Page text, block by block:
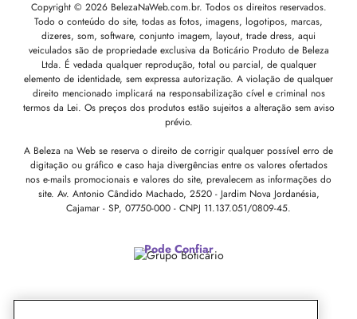
Copyright © 2026 BelezaNaWeb.com.br. Todos os direitos reservados.
Todo o conteúdo do site, todas as fotos, imagens, logotipos, marcas,
dizeres, som, software, conjunto imagem, layout, trade dress, aqui
veiculados são de propriedade exclusiva da Boticário Produto de Beleza
Ltda. É vedada qualquer reprodução, total ou parcial, de qualquer
elemento de identidade, sem expressa autorização. A violação de qualquer
direito mencionado implicará na responsabilização cível e criminal nos
termos da Lei. Os preços dos produtos estão sujeitos a alteração sem aviso
prévio.
A Beleza na Web se reserva o direito de corrigir qualquer possível erro de
digitação ou gráfico e caso haja divergências entre os valores ofertados
nos e-mails promocionais e valores do site, prevalecem as informações do
site. Av. Antonio Cândido Machado, 2520 - Jardim Nova Jordanésia,
Cajamar - SP, 07750-000 - CNPJ 11.137.051/0809-45.
Pode Confiar